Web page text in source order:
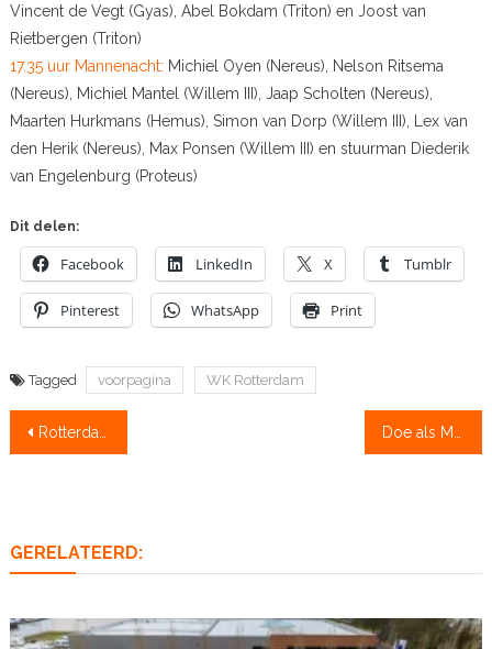
Vincent de Vegt (Gyas), Abel Bokdam (Triton) en Joost van
Rietbergen (Triton)
17.35 uur Mannenacht: Michiel Oyen (Nereus), Nelson Ritsema
(Nereus), Michiel Mantel (Willem III), Jaap Scholten (Nereus),
Maarten Hurkmans (Hemus), Simon van Dorp (Willem III), Lex van
den Herik (Nereus), Max Ponsen (Willem III) en stuurman Diederik
van Engelenburg (Proteus)
Dit delen:
Facebook LinkedIn X Tumblr
Pinterest WhatsApp Print
Tagged voorpagina WK Rotterdam
Bericht
Rotterdam vandaag: voorwedstrijden onder 23 jaar
GERELATEERD: